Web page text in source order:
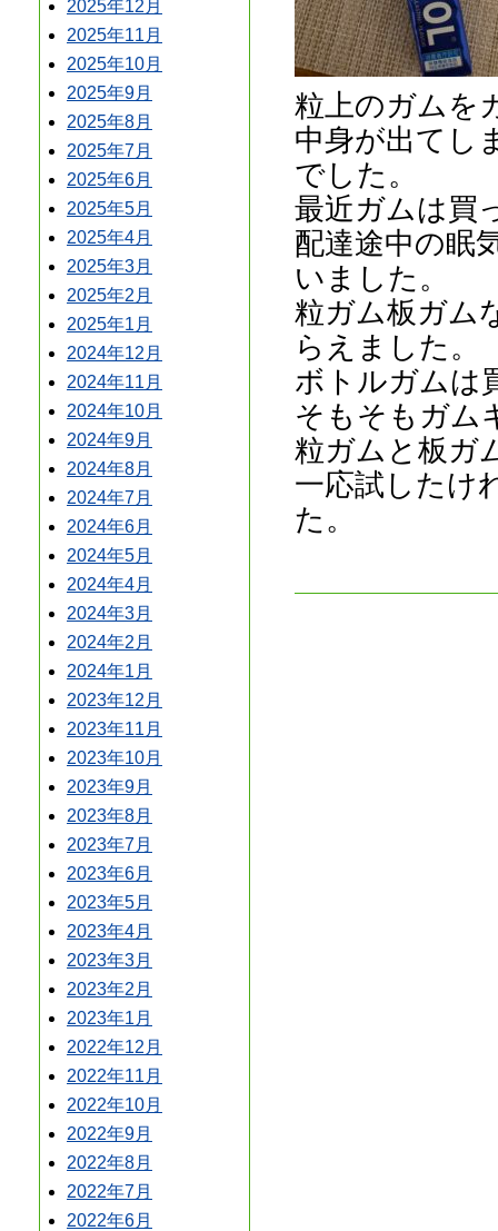
2025年12月
2025年11月
2025年10月
2025年9月
2025年8月
2025年7月
2025年6月
2025年5月
2025年4月
2025年3月
2025年2月
2025年1月
2024年12月
2024年11月
2024年10月
2024年9月
2024年8月
2024年7月
2024年6月
2024年5月
2024年4月
2024年3月
2024年2月
2024年1月
2023年12月
2023年11月
2023年10月
2023年9月
2023年8月
2023年7月
2023年6月
2023年5月
2023年4月
2023年3月
2023年2月
2023年1月
2022年12月
2022年11月
2022年10月
2022年9月
2022年8月
2022年7月
2022年6月
粒上のガムを
中身が出てし
でした。
最近ガムは買
配達途中の眠
いました。
粒ガム板ガム
らえました。
ボトルガムは
そもそもガム
粒ガムと板ガ
一応試したけ
た。